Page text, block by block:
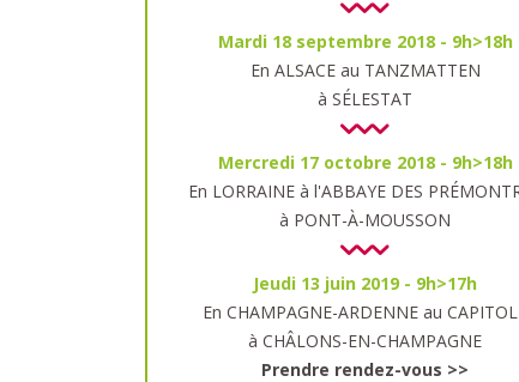
Mardi 18 septembre 2018 - 9h>18h
En ALSACE au TANZMATTEN
à SÉLESTAT
Mercredi 17 octobre 2018 - 9h>18h
En LORRAINE à l'ABBAYE DES
à PONT-À-MOUSSON
Jeudi 13 juin 2019 - 9h>17h
En CHAMPAGNE-ARDENNE au
à CHÂLONS-EN-CHAMPAGNE
Prendre rendez-vous >>